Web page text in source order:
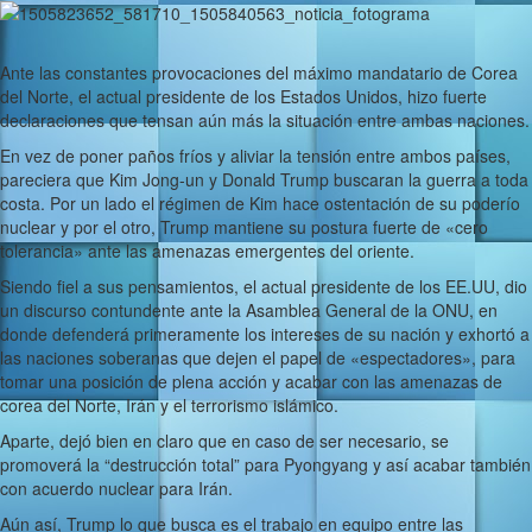
Ante las constantes provocaciones del máximo mandatario de Corea
del Norte, el actual presidente de los Estados Unidos, hizo fuerte
declaraciones que tensan aún más la situación entre ambas naciones.
En vez de poner paños fríos y aliviar la tensión entre ambos países,
pareciera que Kim Jong-un y Donald Trump buscaran la guerra a toda
costa. Por un lado el régimen de Kim hace ostentación de su poderío
nuclear y por el otro, Trump mantiene su postura fuerte de «cero
tolerancia» ante las amenazas emergentes del oriente.
Siendo fiel a sus pensamientos, el actual presidente de los EE.UU, dio
un discurso contundente ante la Asamblea General de la ONU, en
donde defenderá primeramente los intereses de su nación y exhortó a
las naciones soberanas que dejen el papel de «espectadores», para
tomar una posición de plena acción y acabar con las amenazas de
corea del Norte, Irán y el terrorismo islámico.
Aparte, dejó bien en claro que en caso de ser necesario, se
promoverá la “destrucción total” para Pyongyang y así acabar también
con acuerdo nuclear para Irán.
Aún así, Trump lo que busca es el trabajo en equipo entre las